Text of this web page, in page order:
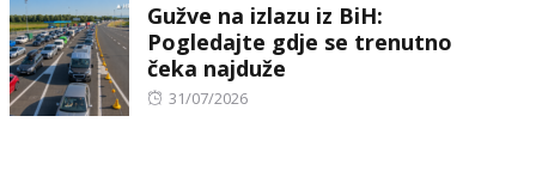
Gužve na izlazu iz BiH:
Pogledajte gdje se trenutno
čeka najduže
Posted
31/07/2026